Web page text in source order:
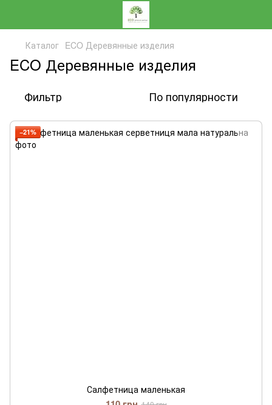
Каталог ECO Деревянные изделия
ECO Деревянные изделия
Фильтр По популярности
−21%
Салфетница маленькая